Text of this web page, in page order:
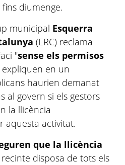
diumenge.
municipal Esquerra
(ERC) reclama
"sense els permisos
expliquen en un
haurien demanat
al govern si els gestors
la llicència
aquesta activitat.
que la llicència
recinte disposa de tots els